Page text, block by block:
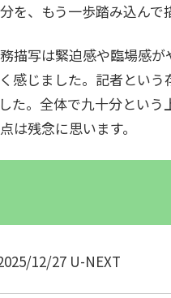
を、もう一歩踏み込んで
描写は緊迫感や臨場感
感じました。記者とい
た。全体で九十分とい
は残念に思います。
12/27 U-NEXT